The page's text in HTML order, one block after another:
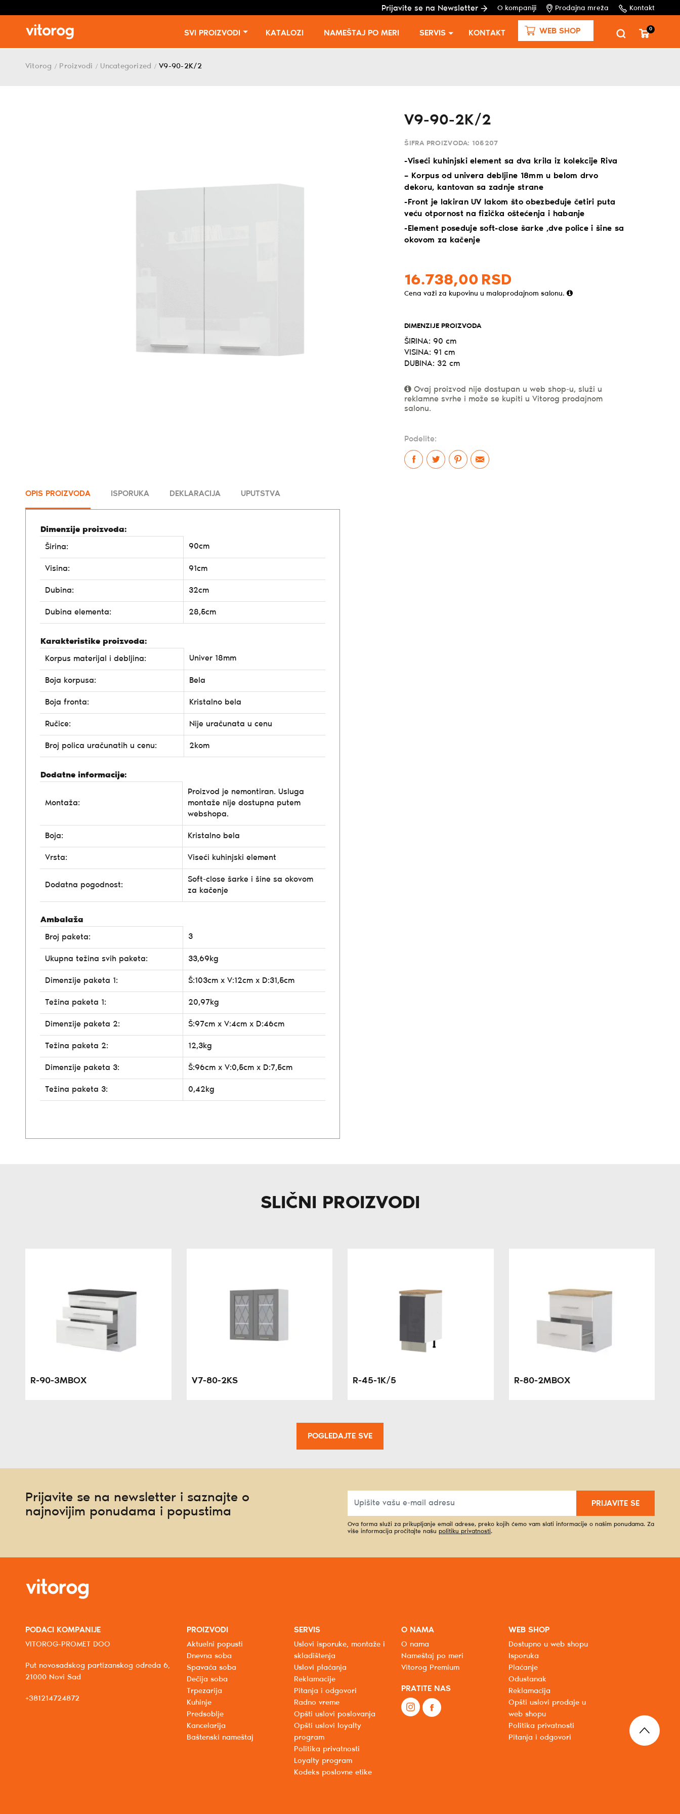
Prijavite se na Newsletter O kompaniji Prodajna mreža Kontakt
SVI PROIZVODI KATALOZI NAMEŠTAJ PO MERI SERVIS KONTAKT WEB SHOP 0
Vitorog / Proizvodi / Uncategorized /V9-90-2K/2
V9-90-2K/2
ŠIFRA PROIZVODA: 105207
-Viseći kuhinjski element sa dva krila iz kolekcije Riva
– Korpus od univera debljine 18mm u belom drvo
dekoru, kantovan sa zadnje strane
-Front je lakiran UV lakom što obezbeđuje četiri puta
veću otpornost na fizička oštećenja i habanje
-Element poseduje soft-close šarke ,dve police i šine sa
okovom za kačenje
16.738,00 RSD
Cena važi za kupovinu u maloprodajnom salonu.
DIMENZIJE PROIZVODA
ŠIRINA: 90 cm
VISINA: 91 cm
DUBINA: 32 cm
Ovaj proizvod nije dostupan u web shop-u, služi u
reklamne svrhe i može se kupiti u Vitorog prodajnom
salonu.
Podelite:
OPIS PROIZVODA ISPORUKA DEKLARACIJA UPUTSTVA
Dimenzije proizvoda:
Širina:
90cm
Visina: 91cm
Dubina: 32cm
Dubina elementa: 28,5cm
Karakteristike proizvoda:
Korpus materijal i debljina:
Univer 18mm
Boja korpusa: Bela
Boja fronta: Kristalno bela
Ručice: Nije uračunata u cenu
Broj polica uračunatih u cenu: 2kom
Dodatne informacije:
Montaža:
Proizvod je nemontiran. Usluga
montaže nije dostupna putem
webshopa.
Boja: Kristalno bela
Vrsta: Viseći kuhinjski element
Dodatna pogodnost:
Soft-close šarke i šine sa okovom
za kačenje
Ambalaža
Broj paketa:
3
Ukupna težina svih paketa: 33,69kg
Dimenzije paketa 1: Š:103cm x V:12cm x D:31,5cm
Težina paketa 1: 20,97kg
Dimenzije paketa 2: Š:97cm x V:4cm x D:46cm
Težina paketa 2: 12,3kg
Dimenzije paketa 3: Š:96cm x V:0,5cm x D:7,5cm
Težina paketa 3: 0,42kg
SLIČNI PROIZVODI
R-90-3MBOX V7-80-2KS R-45-1K/5 R-80-2MBOX
POGLEDAJTE SVE
Prijavite se na newsletter i saznajte o
najnovijim ponudama i popustima
PRIJAVITE SE
Ova forma služi za prikupljanje email adrese, preko kojih ćemo vam slati informacije o našim ponudama. Za
više informacija pročitajte našu politiku privatnosti.
PODACI KOMPANIJE
VITOROG-PROMET DOO
Put novosadskog partizanskog odreda 6,
21000 Novi Sad
+381214724872
PROIZVODI
Aktuelni popusti
Dnevna soba
Spavaća soba
Dečija soba
Trpezarija
Kuhinje
Predsoblje
Kancelarija
Baštenski nameštaj
SERVIS
Uslovi isporuke, montaže i
skladištenja
Uslovi plaćanja
Reklamacije
Pitanja i odgovori
Radno vreme
Opšti uslovi poslovanja
Opšti uslovi loyalty
program
Politika privatnosti
Loyalty program
Kodeks poslovne etike
O NAMA
O nama
Nameštaj po meri
Vitorog Premium
PRATITE NAS
WEB SHOP
Dostupno u web shopu
Isporuka
Plaćanje
Odustanak
Reklamacija
Opšti uslovi prodaje u
web shopu
Politika privatnosti
Pitanja i odgovori